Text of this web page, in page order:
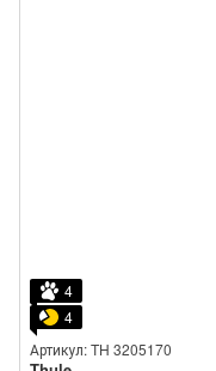
4
4
Артикул: TH 3205170